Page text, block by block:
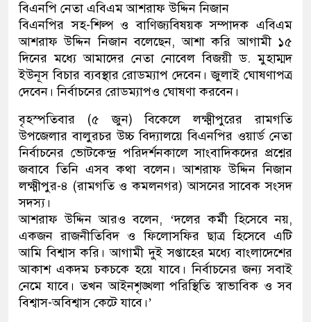
বিএনপি নেতা এবিএম আশরাফ উদ্দিন নিজান
বিএনপির সহ-শিল্প ও বাণিজ্যবিষয়ক সম্পাদক এবিএম
আশরাফ উদ্দিন নিজান বলেছেন, আশা করি আগামী ১৫
দিনের মধ্যে আমাদের নেতা নোবেল বিজয়ী ড. মুহাম্মদ
ইউনূস বিচার ব্যবস্থার রোডম্যাপ দেবেন। জুলাই ঘোষণাপত্র
দেবেন। নির্বাচনের রোডম্যাপও ঘোষণা করবেন।
বৃহস্পতিবার (৫ জুন) বিকেলে লক্ষ্মীপুরের রামগতি
উপজেলার বালুরচর উচ্চ বিদ্যালয়ে বিএনপির ওয়ার্ড নেতা
নির্বাচনের ভোটকেন্দ্র পরিদর্শনকালে সাংবাদিকদের প্রশ্নের
জবাবে তিনি এসব কথা বলেন। আশরাফ উদ্দিন নিজান
লক্ষ্মীপুর-৪ (রামগতি ও কমলনগর) আসনের সাবেক সংসদ
সদস্য।
আশরাফ উদ্দিন আরও বলেন, ‘দলের কর্মী হিসেবে নয়,
একজন রাজনীতিবিদ ও ফিলোসফির ছাত্র হিসেবে এটি
আমি বিশ্বাস করি। আগামী দুই সপ্তাহের মধ্যে বাংলাদেশের
আকাশ একদম চকচকে হয়ে যাবে। নির্বাচনের জন্য সবাই
নেমে যাবে। তখন আইনশৃঙ্খলা পরিস্থিতি স্বাভাবিক ও সব
বিশ্বাস-অবিশ্বাস কেটে যাবে।’